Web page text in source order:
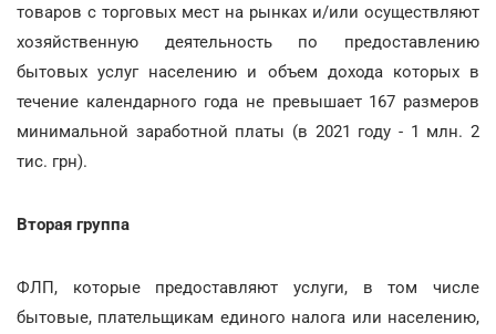
товаров с торговых мест на рынках и/или осуществляют
хозяйственную деятельность по предоставлению
бытовых услуг населению и объем дохода которых в
течение календарного года не превышает 167 размеров
минимальной заработной платы (в 2021 году - 1 млн. 2
тис. грн).
Вторая группа
ФЛП, которые предоставляют услуги, в том числе
бытовые, плательщикам единого налога или населению,